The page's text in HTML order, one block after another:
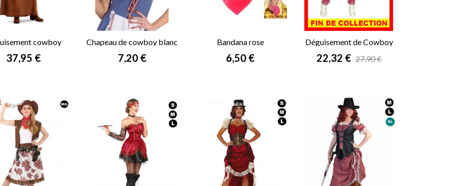
cowboy
femme
Prix
37,95 €
Chapeau de cowboy blanc
Prix
7,20 €
Bandana rose
Prix
6,50 €
Déguisement de Cowboy
femme
Prix
22,32 € 27,90 €